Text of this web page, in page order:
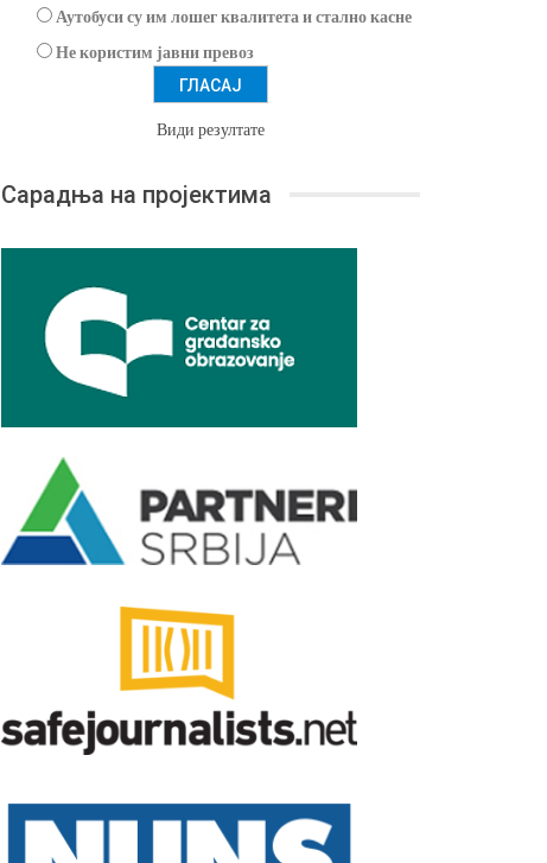
Аутобуси су им лошег квалитета и стално касне
Не користим јавни превоз
Види резултате
Сарадња на пројектима